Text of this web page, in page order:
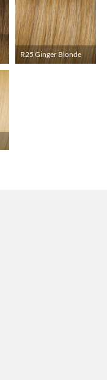
R25 Ginger Blonde